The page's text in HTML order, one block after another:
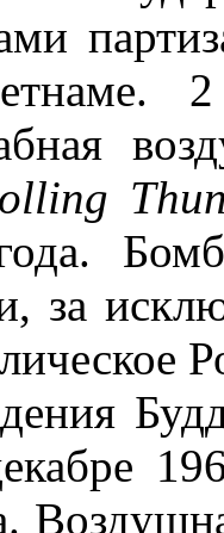
2
за